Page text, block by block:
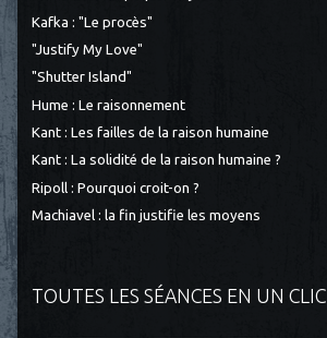
Kafka : "Le procès"
"Justify My Love"
"Shutter Island"
Hume : Le raisonnement
Kant : Les failles de la raison humaine
Kant : La solidité de la raison humaine ?
Ripoll : Pourquoi croit-on ?
Machiavel : la fin justifie les moyens
TOUTES LES SÉANCES EN UN CLIC